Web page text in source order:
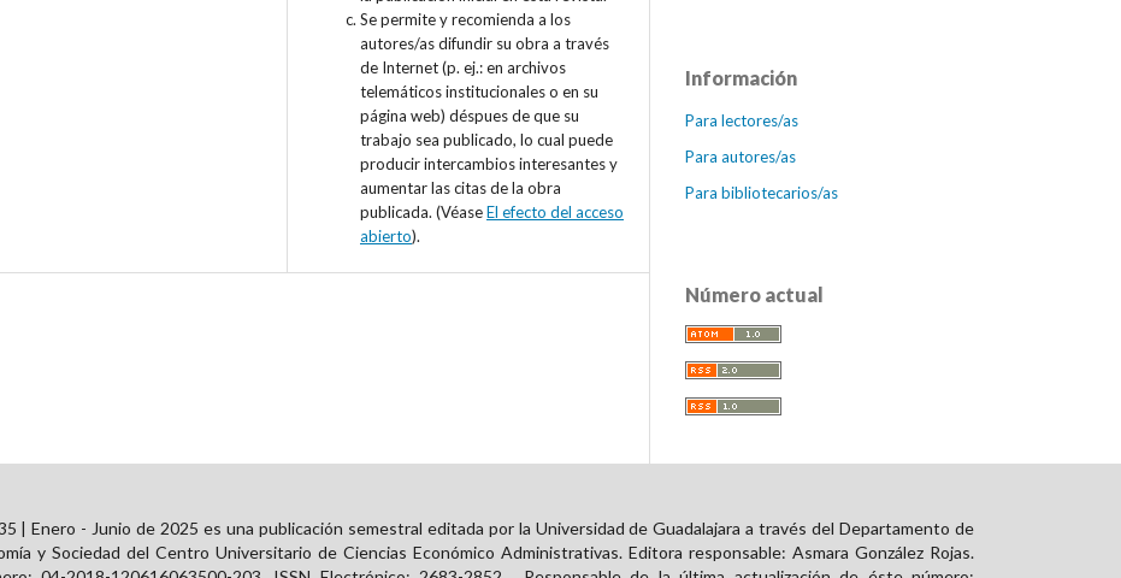
Se permite y recomienda a los
autores/as difundir su obra a través
de Internet (p. ej.: en archivos
telemáticos institucionales o en su
página web) déspues de que su
trabajo sea publicado, lo cual puede
producir intercambios interesantes y
aumentar las citas de la obra
publicada. (VéaseEl efecto del acceso
abierto).
Información
Para lectores/as
Para autores/as
Para bibliotecarios/as
Número actual
| Enero - Junio de 2025 es una publicación semestral editada por la Universidad de Guadalajara a través del Departamento de
y Sociedad del Centro Universitario de Ciencias Económico Administrativas. Editora responsable: Asmara González Rojas.